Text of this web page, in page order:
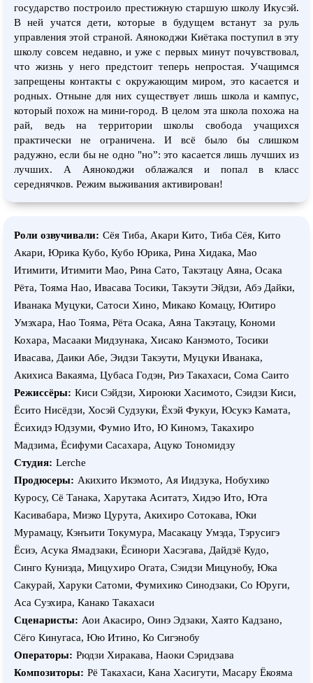
государство построило престижную старшую школу Икусэй.
В ней учатся дети, которые в будущем встанут за руль
управления этой страной. Аянокоджи Киётака поступил в эту
школу совсем недавно, и уже с первых минут почувствовал,
что жизнь у него предстоит теперь непростая. Учащимся
запрещены контакты с окружающим миром, это касается и
родных. Отныне для них существует лишь школа и кампус,
который похож на мини-город. В целом эта школа похожа на
рай, ведь на территории школы свобода учащихся
практически не ограничена. И всё было бы слишком
радужно, если бы не одно "но”: это касается лишь лучших из
лучших. А Аянокоджи облажался и попал в класс
середнячков. Режим выживания активирован!
Роли озвучивали: Сёя Тиба, Акари Кито, Тиба Сёя, Кито
Акари, Юрика Кубо, Кубо Юрика, Рина Хидака, Мао
Итимити, Итимити Мао, Рина Сато, Такэтацу Аяна, Осака
Рёта, Тояма Нао, Ивасава Тосики, Такэути Эйдзи, Абэ Дайки,
Иванака Муцуки, Сатоси Хино, Микако Комацу, Юитиро
Умэхара, Нао Тояма, Рёта Осака, Аяна Такэтацу, Кономи
Кохара, Масааки Мидзунака, Хисако Канэмото, Тосики
Ивасава, Даики Абе, Эидзи Такэути, Муцуки Иванака,
Акихиса Вакаяма, Цубаса Годэн, Риэ Такахаси, Сома Саито
Режиссёры: Киси Сэйдзи, Хироюки Хасимото, Сэидзи Киси,
Ёсито Нисёдзи, Хосэй Судзуки, Ёхэй Фукуи, Юсукэ Камата,
Ёсихидэ Юдзуми, Фумио Ито, Ю Киномэ, Такахиро
Мадзима, Ёсифуми Сасахара, Ацуко Тономидзу
Студия: Lerche
Продюсеры: Акихито Икэмото, Ая Иидзука, Нобухико
Куросу, Сё Танака, Харутака Аситатэ, Хидэо Ито, Юта
Касивабара, Миэко Цурута, Акихиро Сотокава, Юки
Мурамацу, Кэнъити Токумура, Масакацу Умэда, Тэрусигэ
Ёсиэ, Асука Ямадзаки, Ёсинори Хасэгава, Дайдзё Кудо,
Синго Куниэда, Мицухиро Огата, Сэидзи Мицунобу, Юка
Сакурай, Харуки Сатоми, Фумихико Синодзаки, Со Юруги,
Аса Суэхира, Канако Такахаси
Сценаристы: Аои Акасиро, Оинэ Эдзаки, Хаято Кадзано,
Сёго Кинугаса, Юю Итино, Ко Сигэнобу
Операторы: Рюдзи Хиракава, Наоки Сэридзава
Композиторы: Рё Такахаси, Кана Хасигути, Масару Ёкояма